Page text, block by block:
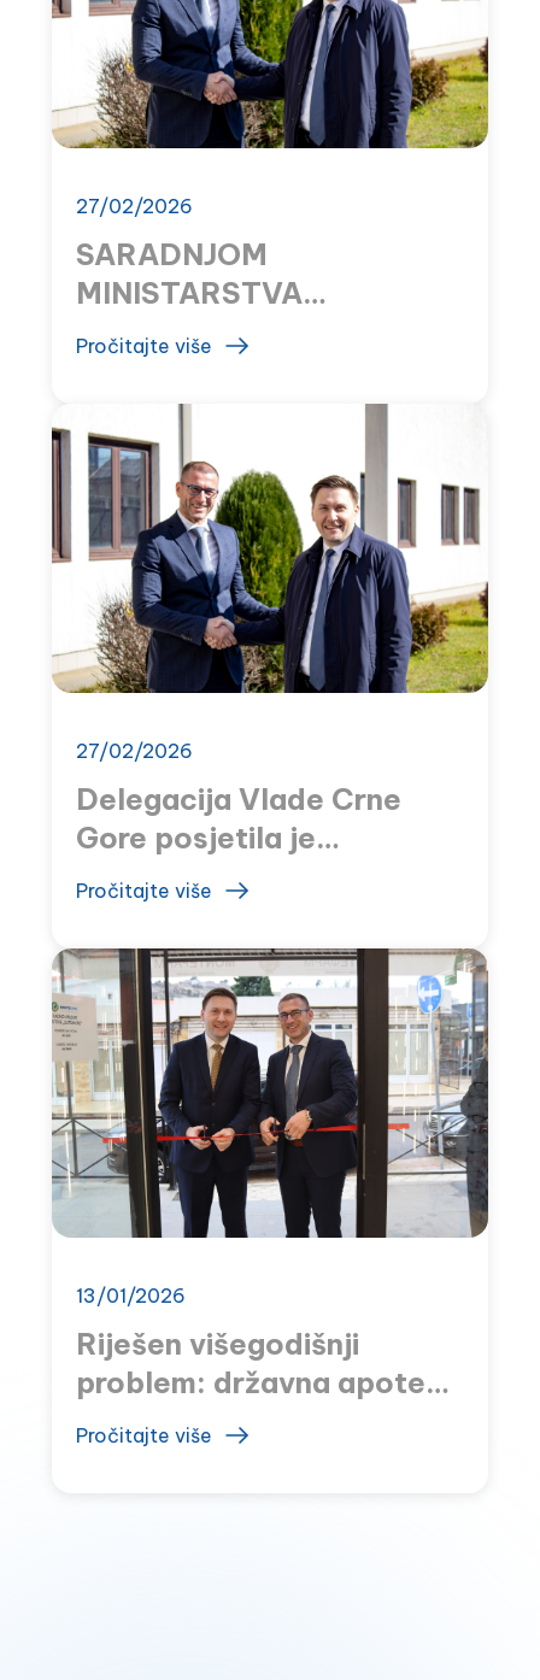
27/02/2026
SARADNJOM
MINISTARSTVA
ZDRAVLJA I MONTEFARM
APOTEKE U TUZIMA I
RISNU
Pročitajte više
27/02/2026
Delegacija Vlade Crne
Gore posjetila je
MONTEFARM
Pročitajte više
13/01/2026
Riješen višegodišnji
problem: državna apoteka
u Sutomoru otvorena
Pročitajte više